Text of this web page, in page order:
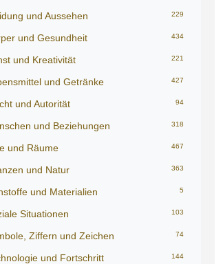
und Aussehen 229
und Gesundheit 434
und Kreativität 221
und Getränke 427
und Autorität 94
und Beziehungen 318
und Räume 467
und Natur 363
und Materialien 5
Situationen 103
Ziffern und Zeichen 74
und Fortschritt 144